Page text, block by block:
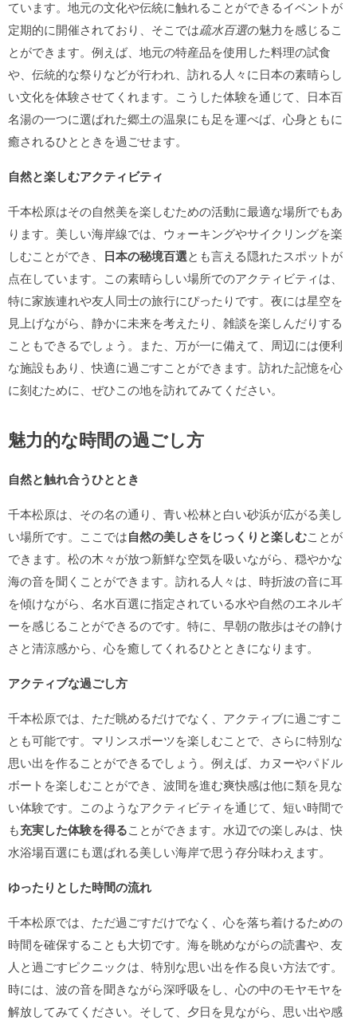
ています。地元の文化や伝統に触れることができるイベントが
定期的に開催されており、そこでは疏水百選の魅力を感じるこ
とができます。例えば、地元の特産品を使用した料理の試食
や、伝統的な祭りなどが行われ、訪れる人々に日本の素晴らし
い文化を体験させてくれます。こうした体験を通じて、日本百
名湯の一つに選ばれた郷土の温泉にも足を運べば、心身ともに
癒されるひとときを過ごせます。
自然と楽しむアクティビティ
千本松原はその自然美を楽しむための活動に最適な場所でもあ
ります。美しい海岸線では、ウォーキングやサイクリングを楽
しむことができ、 日本の秘境百選とも言える隠れたスポットが
点在しています。この素晴らしい場所でのアクティビティは、
特に家族連れや友人同士の旅行にぴったりです。夜には星空を
見上げながら、静かに未来を考えたり、雑談を楽しんだりする
こともできるでしょう。また、万が一に備えて、周辺には便利
な施設もあり、快適に過ごすことができます。訪れた記憶を心
に刻むために、ぜひこの地を訪れてみてください。
魅力的な時間の過ごし方
自然と触れ合うひととき
千本松原は、その名の通り、青い松林と白い砂浜が広がる美し
い場所です。ここでは自然の美しさをじっくりと楽しむことが
できます。松の木々が放つ新鮮な空気を吸いながら、穏やかな
海の音を聞くことができます。訪れる人々は、時折波の音に耳
を傾けながら、名水百選に指定されている水や自然のエネルギ
ーを感じることができるのです。特に、早朝の散歩はその静け
さと清涼感から、心を癒してくれるひとときになります。
アクティブな過ごし方
千本松原では、ただ眺めるだけでなく、アクティブに過ごすこ
とも可能です。マリンスポーツを楽しむことで、さらに特別な
思い出を作ることができるでしょう。例えば、カヌーやパドル
ボートを楽しむことができ、波間を進む爽快感は他に類を見な
い体験です。このようなアクティビティを通じて、短い時間で
も充実した体験を得ることができます。水辺での楽しみは、快
水浴場百選にも選ばれる美しい海岸で思う存分味わえます。
ゆったりとした時間の流れ
千本松原では、ただ過ごすだけでなく、心を落ち着けるための
時間を確保することも大切です。海を眺めながらの読書や、友
人と過ごすピクニックは、特別な思い出を作る良い方法です。
時には、波の音を聞きながら深呼吸をし、心の中のモヤモヤを
解放してみてください。そして、夕日を見ながら、思い出や感